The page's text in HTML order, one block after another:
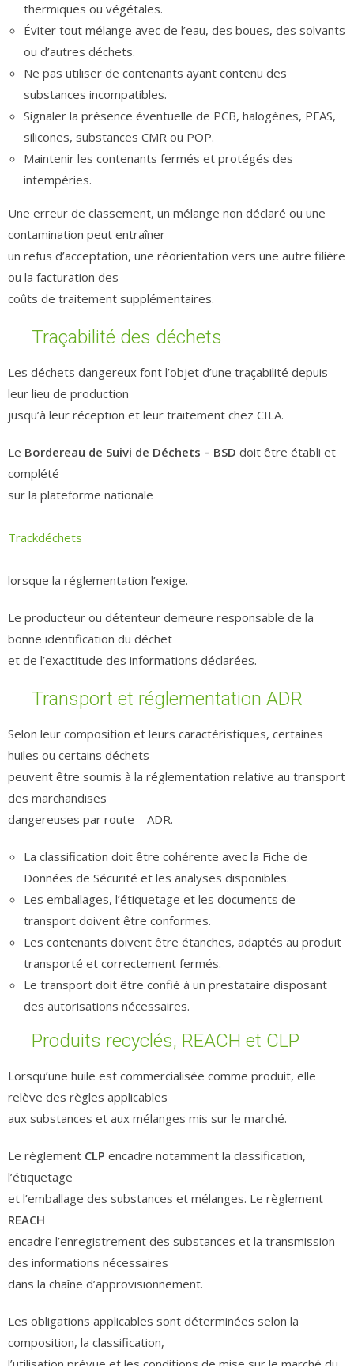
thermiques ou végétales.
Éviter tout mélange avec de l’eau, des boues, des solvants
ou d’autres déchets.
Ne pas utiliser de contenants ayant contenu des
substances incompatibles.
Signaler la présence éventuelle de PCB, halogènes, PFAS,
silicones, substances CMR ou POP.
Maintenir les contenants fermés et protégés des
intempéries.
Une erreur de classement, un mélange non déclaré ou une
contamination peut entraîner
un refus d’acceptation, une réorientation vers une autre filière
ou la facturation des
coûts de traitement supplémentaires.
Traçabilité des déchets
Les déchets dangereux font l’objet d’une traçabilité depuis
leur lieu de production
jusqu’à leur réception et leur traitement chez CILA.
Le Bordereau de Suivi de Déchets – BSD doit être établi et
complété
sur la plateforme nationale
Trackdéchets
lorsque la réglementation l’exige.
Le producteur ou détenteur demeure responsable de la
bonne identification du déchet
et de l’exactitude des informations déclarées.
Transport et réglementation ADR
Selon leur composition et leurs caractéristiques, certaines
huiles ou certains déchets
peuvent être soumis à la réglementation relative au transport
des marchandises
dangereuses par route – ADR.
La classification doit être cohérente avec la Fiche de
Données de Sécurité et les analyses disponibles.
Les emballages, l’étiquetage et les documents de
transport doivent être conformes.
Les contenants doivent être étanches, adaptés au produit
transporté et correctement fermés.
Le transport doit être confié à un prestataire disposant
des autorisations nécessaires.
Produits recyclés, REACH et CLP
Lorsqu’une huile est commercialisée comme produit, elle
relève des règles applicables
aux substances et aux mélanges mis sur le marché.
Le règlement CLP encadre notamment la classification,
l’étiquetage
et l’emballage des substances et mélanges. Le règlement
REACH
encadre l’enregistrement des substances et la transmission
des informations nécessaires
dans la chaîne d’approvisionnement.
Les obligations applicables sont déterminées selon la
composition, la classification,